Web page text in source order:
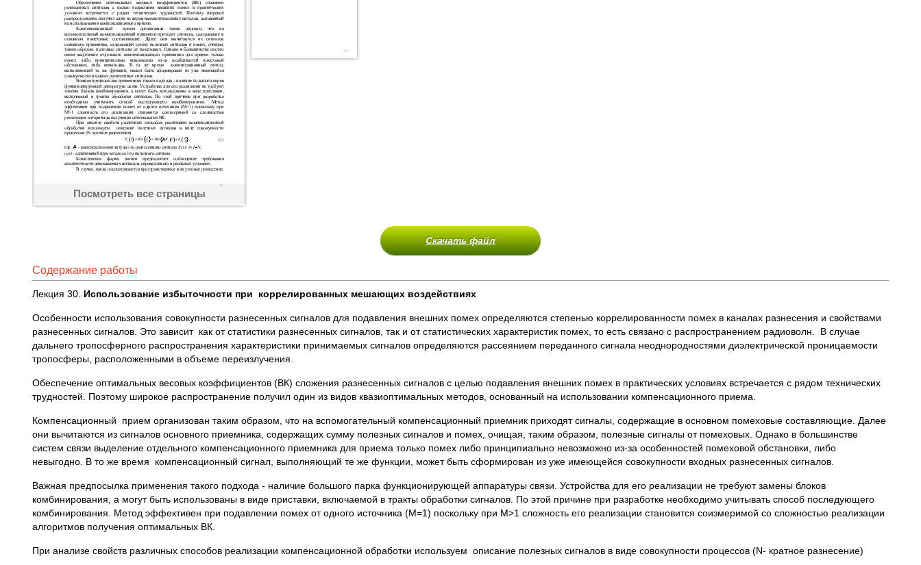
Посмотреть все страницы
Скачать файл
Содержание работы
Лекция 30. Использование избыточности при коррелированных мешающих воздействиях
Особенности использования совокупности разнесенных сигналов для подавления внешних помех определяются степенью коррелированности помех в каналах разнесения и свойствами
разнесенных сигналов. Это зависит как от статистики разнесенных сигналов, так и от статистических характеристик помех, то есть связано с распространением радиоволн. В случае
дальнего тропосферного распространения характеристики принимаемых сигналов определяются рассеянием переданного сигнала неоднородностями диэлектрической проницаемости
тропосферы, расположенными в объеме переизлучения.
Обеспечение оптимальных весовых коэффициентов (ВК) сложения разнесенных сигналов с целью подавления внешних помех в практических условиях встречается с рядом технических
трудностей. Поэтому широкое распространение получил один из видов квазиоптимальных методов, основанный на использовании компенсационного приема.
Компенсационный прием организован таким образом, что на вспомогательный компенсационный приемник приходят сигналы, содержащие в основном помеховые составляющие. Далее
они вычитаются из сигналов основного приемника, содержащих сумму полезных сигналов и помех, очищая, таким образом, полезные сигналы от помеховых. Однако в большинстве
систем связи выделение отдельного компенсационного приемника для приема только помех либо принципиально невозможно из-за особенностей помеховой обстановки, либо
невыгодно. В то же время компенсационный сигнал, выполняющий те же функции, может быть сформирован из уже имеющейся совокупности входных разнесенных сигналов.
Важная предпосылка применения такого подхода - наличие большого парка функционирующей аппаратуры связи. Устройства для его реализации не требуют замены блоков
комбинирования, а могут быть использованы в виде приставки, включаемой в тракты обработки сигналов. По этой причине при разработке необходимо учитывать способ последующего
комбинирования. Метод эффективен при подавлении помех от одного источника (M=1) поскольку при М>1 сложность его реализации становится соизмеримой со сложностью реализации
алгоритмов получения оптимальных ВК.
При анализе свойств различных способов реализации компенсационной обработки используем описание полезных сигналов в виде совокупности процессов (N- кратное разнесение)